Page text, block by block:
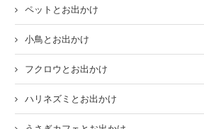
ペットとお出かけ
小鳥とお出かけ
フクロウとお出かけ
ハリネズミとお出かけ